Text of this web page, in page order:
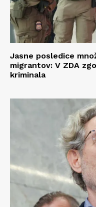
Jasne posledice
migrantov: V ZDA
kriminala